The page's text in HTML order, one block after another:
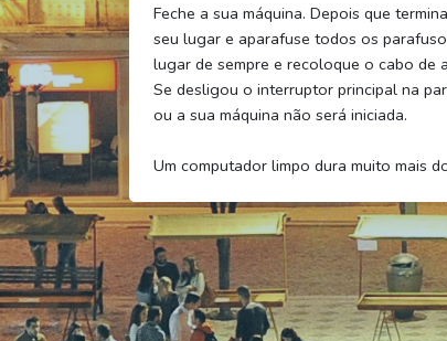
Feche a sua máquina. Depois que
seu lugar e aparafuse todos os
lugar de sempre e recoloque o cabo de
Se desligou o interruptor principal na
ou a sua máquina não será iniciada.
Um computador limpo dura muito mais